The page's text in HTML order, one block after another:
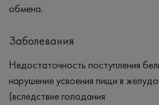
обмена.
Заболевания
Недостаточность поступления
нарушение усвоения пищи в
(вследствие голодания